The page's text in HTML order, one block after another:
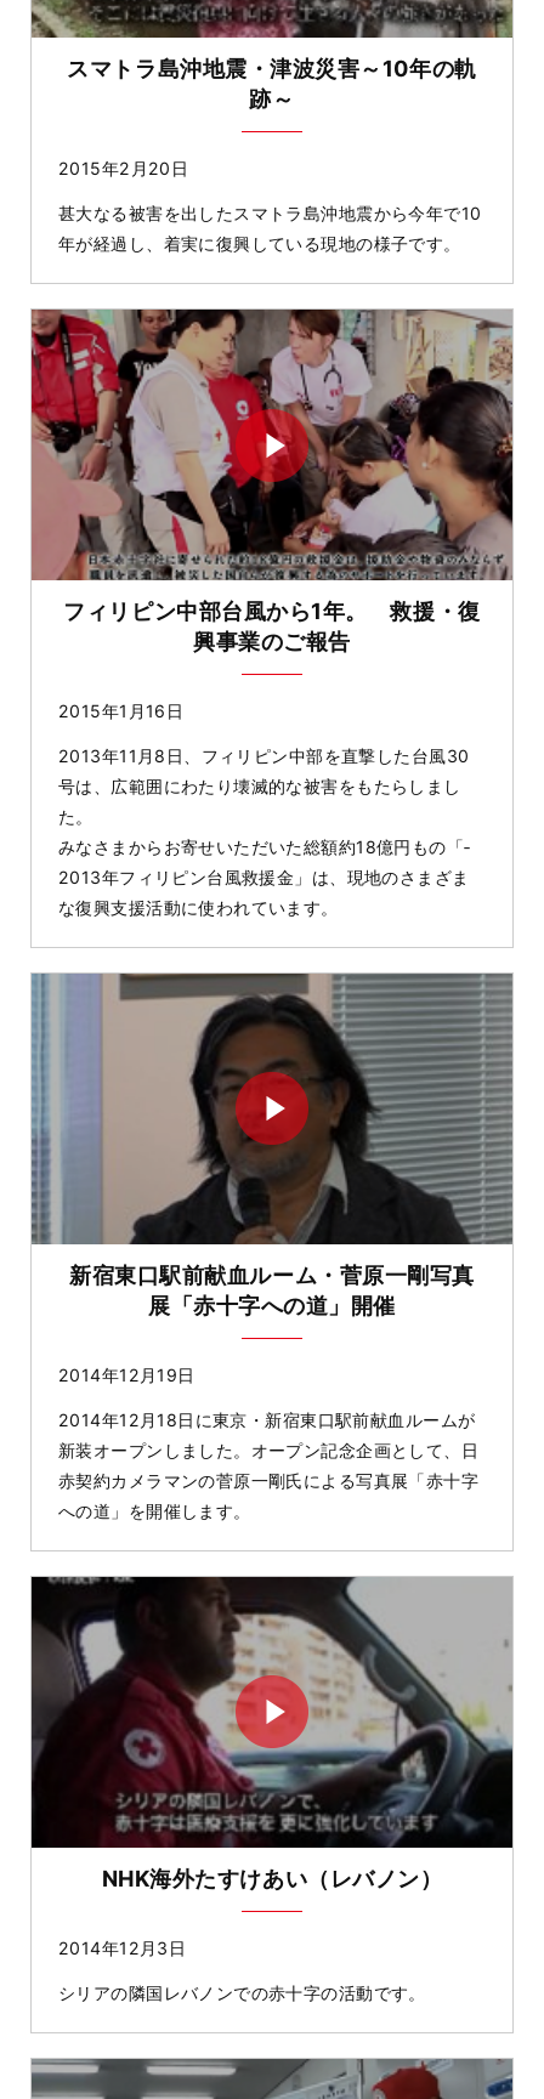
スマトラ島沖地震・津波災害～10年の軌
跡～
2015年2月20日
甚大なる被害を出したスマトラ島沖地震から今年で10
年が経過し、着実に復興している­現地の様子です。
フィリピン中部台風から1年。 救援・復
興事業のご報告
2015年1月16日
2013年11月8日、フィリピン中部を直撃した台風30
号は、広範囲にわたり壊滅的­な被害をもたらしまし
た。
みなさまからお寄せいただいた総額約18億円もの「­
2013年フィリピン台風救援金」は、現地のさまざま
な復興支援活動に使われています­。
新宿東口駅前献血ルーム・菅原一剛写真
展「赤十字への道」開催
2014年12月19日
2014年12月18日に東京・新宿東口駅前献血ルームが
新装オープンしました。オープン記念企画として、日
赤契約カメラマンの菅原一剛氏による写真展「赤十字
への道」を開催します。
NHK海外たすけあい（レバノン）
2014年12月3日
シリアの隣国レバノンでの赤十字の活動です。